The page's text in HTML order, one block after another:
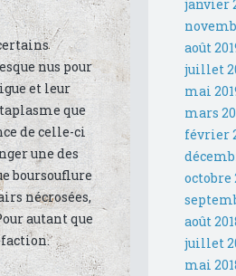
nus pour
et leur
que
de celle-ci
une des
boursouflure
nécrosées,
autant que
janvier
août
juillet
mai
mars
février
octobre
août
juillet
mai